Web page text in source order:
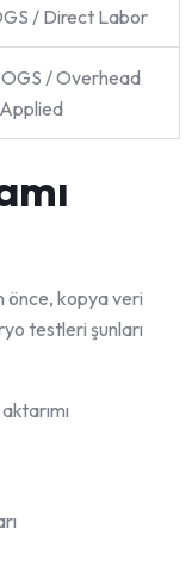
/ Direct Labor
/ Overhead
Applied
önce, kopya veri
testleri şunları